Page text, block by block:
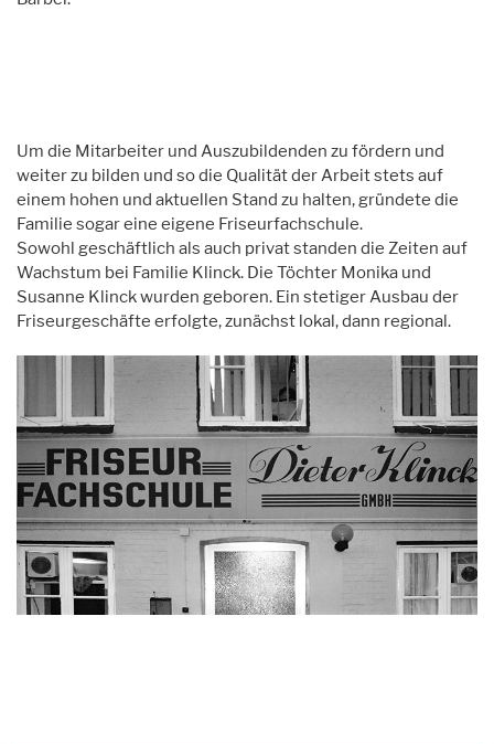
Um die Mitarbeiter und Auszubildenden zu fördern und
weiter zu bilden und so die Qualität der Arbeit stets auf
einem hohen und aktuellen Stand zu halten, gründete die
Familie sogar eine eigene Friseurfachschule.
Sowohl geschäftlich als auch privat standen die Zeiten auf
Wachstum bei Familie Klinck. Die Töchter Monika und
Susanne Klinck wurden geboren. Ein stetiger Ausbau der
Friseurgeschäfte erfolgte, zunächst lokal, dann regional.